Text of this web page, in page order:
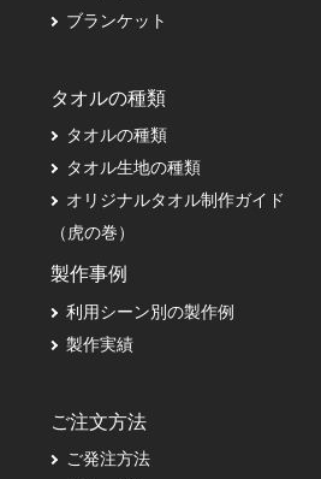
ブランケット
タオルの種類
タオルの種類
タオル生地の種類
オリジナルタオル制作ガイド
（虎の巻）
製作事例
利用シーン別の製作例
製作実績
ご注文方法
ご発注方法